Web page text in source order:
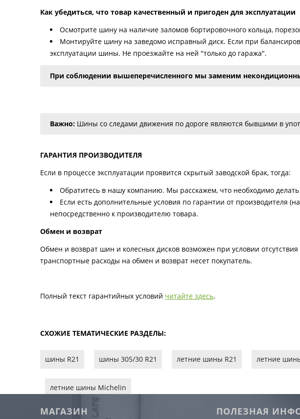
Как убедиться, что товар качественный и пригоден для эксплуатации
Осмотрите шину на наличие заломов бортировочного кольца,
Монтируйте шину на заведомо исправный диск. Если при
эксплуатации шины. Не проезжайте на ней "только до гаража".
При соблюдении вышеперечисленного мы заменим
Важно: Шины со следами движения по дороге являются бывшими в
ГАРАНТИЯ ПРОИЗВОДИТЕЛЯ
Если в процессе эксплуатации проявится скрытый заводской брак, тогда:
Обратитесь в нашу компанию. Мы расскажем, что необходимо
Если есть дополнительные условия по гарантии от производителя
непосредственно к производителю товара.
Обмен и возврат
Обмен и возврат шин и колесных дисков возможен при условии
транспортные расходы на обмен и возврат несет покупатель.
Полный текст гарантийных условий читайте здесь.
СХОЖИЕ ТЕМАТИЧЕСКИЕ РАЗДЕЛЫ:
шины R21 шины 305/30 R21 летние шины R21 летние
летние шины Michelin
МАГАЗИН ПОЛЕЗНАЯ